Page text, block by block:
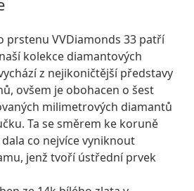
prstenu VVDiamonds 33 patří
kolekce diamantových
z nejikoničtější představy
ovšem je obohacen o šest
milimetrových diamantů
Ta se směrem ke koruně
co nejvíce vyniknout
jenž tvoří ústřední prvek